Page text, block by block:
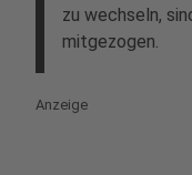
zu wechseln,
mitgezogen.
Anzeige